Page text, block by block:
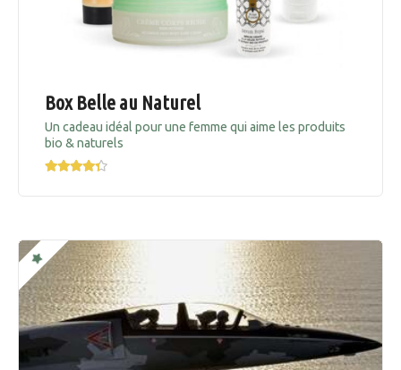
Box Belle au Naturel
Un cadeau idéal pour une femme qui aime les produits
bio & naturels